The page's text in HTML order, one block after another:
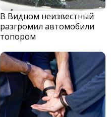
В Видном неизвестный
разгромил автомобили
топором